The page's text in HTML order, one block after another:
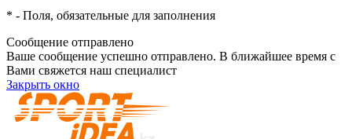
* - Поля, обязательные для заполнения
Сообщение отправлено
Ваше сообщение успешно отправлено. В ближайшее время с
Вами свяжется наш специалист
Закрыть окно